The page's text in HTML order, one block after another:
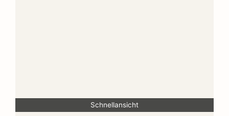
Schnellansicht